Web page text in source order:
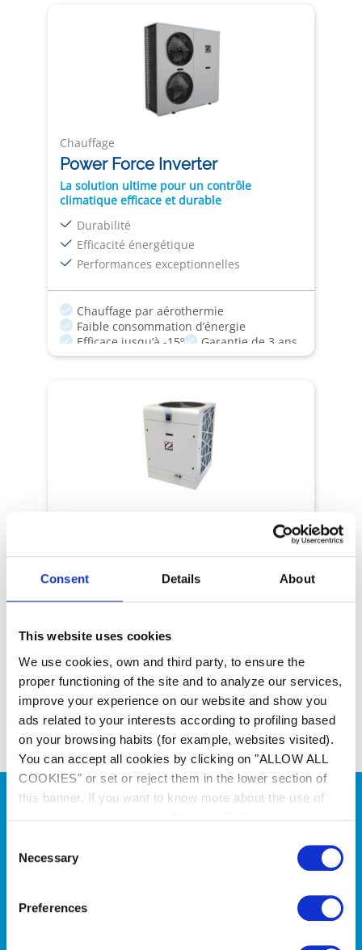
Consent Details About
This website uses cookies
We use cookies, own and third party, to ensure the
proper functioning of the site and to analyze our services,
improve your experience on our website and show you
ads related to your interests according to profiling based
on your browsing habits (for example, websites visited).
You can accept all cookies by clicking on "ALLOW ALL
COOKIES" or set or reject them in the lower section of
this banner. If you want to know more about the use of
Selection
Necessary
Preferences
Chauffage
Power Force Inverter
La solution ultime pour un contrôle
climatique efficace et durable
Durabilité
Efficacité énergétique
Performances exceptionnelles
Chauffage par aérothermie
Faible consommation d’énergie
Efficace jusqu’à -15º
Garantie de 3 ans
Efficacité et durabilité pour les piscines
commerciales
Durabilité
Performance supérieure
Chauffage par aérothermie
Faible consommation d’énergie
Efficace jusqu’à -15º
Garantie de 3 ans